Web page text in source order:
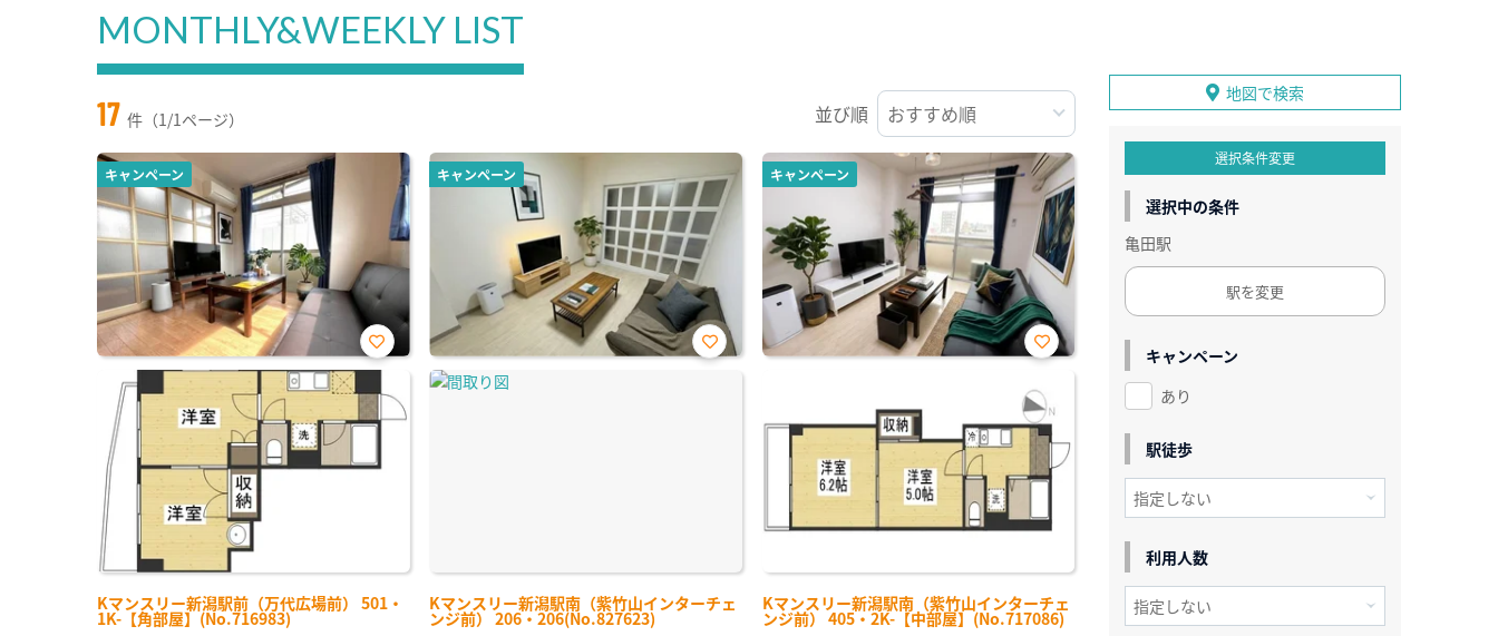
MONTHLY&WEEKLY LIST
17 件（1/1ページ） 並び順
キャンペーン
Kマンスリー新潟駅前（万代広場前） 501・
1K-【角部屋】(No.716983)
お気
り登
録
キャンペーン
Kマンスリー新潟駅南（紫竹山インターチェ
ンジ前） 206・206(No.827623)
お気
キャンペーン
Kマンスリー新潟駅南（紫竹山インターチェ
ンジ前） 405・2K-【中部屋】(No.717086)
お気
り登
録
地図で検索
選択条件変更
選択中の条件
亀田駅
駅を変更
キャンペーン
あり
駅徒歩
利用人数